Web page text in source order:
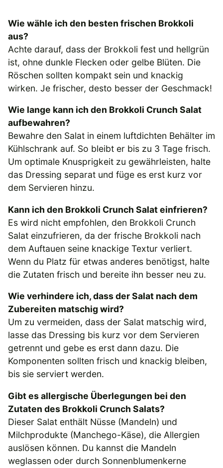
Wie wähle ich den besten frischen Brokkoli
aus?
Achte darauf, dass der Brokkoli fest und hellgrün
ist, ohne dunkle Flecken oder gelbe Blüten. Die
Röschen sollten kompakt sein und knackig
wirken. Je frischer, desto besser der Geschmack!
Wie lange kann ich den Brokkoli Crunch Salat
aufbewahren?
Bewahre den Salat in einem luftdichten Behälter im
Kühlschrank auf. So bleibt er bis zu 3 Tage frisch.
Um optimale Knusprigkeit zu gewährleisten, halte
das Dressing separat und füge es erst kurz vor
dem Servieren hinzu.
Kann ich den Brokkoli Crunch Salat einfrieren?
Es wird nicht empfohlen, den Brokkoli Crunch
Salat einzufrieren, da der frische Brokkoli nach
dem Auftauen seine knackige Textur verliert.
Wenn du Platz für etwas anderes benötigst, halte
die Zutaten frisch und bereite ihn besser neu zu.
Wie verhindere ich, dass der Salat nach dem
Zubereiten matschig wird?
Um zu vermeiden, dass der Salat matschig wird,
lasse das Dressing bis kurz vor dem Servieren
getrennt und gebe es erst dann dazu. Die
Komponenten sollten frisch und knackig bleiben,
bis sie serviert werden.
Gibt es allergische Überlegungen bei den
Zutaten des Brokkoli Crunch Salats?
Dieser Salat enthält Nüsse (Mandeln) und
Milchprodukte (Manchego-Käse), die Allergien
auslösen können. Du kannst die Mandeln
weglassen oder durch Sonnenblumenkerne